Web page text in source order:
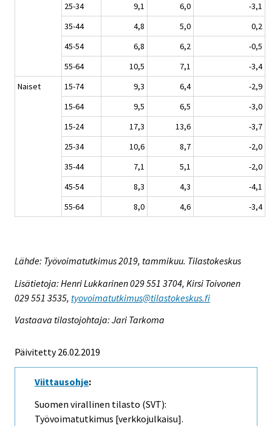
25-34
9,1 6,0
-3,1
35-44
4,8 5,0
0,2
45-54
6,8 6,2
-0,5
55-64
10,5 7,1
-3,4
Naiset
15-74 9,3 6,4
-2,9
15-64
9,5 6,5
-3,0
15-24
17,3 13,6
-3,7
25-34
10,6 8,7
-2,0
35-44
7,1 5,1
-2,0
45-54
8,3 4,3
-4,1
55-64
8,0 4,6 -3,4
Lähde: Työvoimatutkimus 2019, tammikuu. Tilastokeskus
Lisätietoja: Henri Lukkarinen 029 551 3704, Kirsi Toivonen
029 551 3535, tyovoimatutkimus@tilastokeskus.fi
Vastaava tilastojohtaja: Jari Tarkoma
Päivitetty 26.02.2019
Viittausohje:
Suomen virallinen tilasto (SVT):
Työvoimatutkimus [verkkojulkaisu].